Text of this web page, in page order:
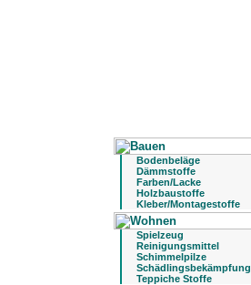
Bodenbeläge
Dämmstoffe
Farben/Lacke
Holzbaustoffe
Kleber/Montagestoffe
Spielzeug
Reinigungsmittel
Schimmelpilze
Schädlingsbekämpfung
Teppiche Stoffe